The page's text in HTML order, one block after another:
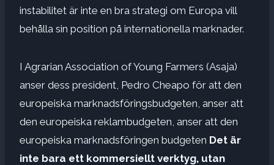
instabilitet är inte en bra strategi om Europa vill
behålla sin position på internationella marknader.
I Agrarian Association of Young Farmers (Asaja)
anser dess president, Pedro Cheapo för att den
europeiska marknadsföringsbudgeten, anser att
den europeiska reklambudgeten, anser att den
europeiska marknadsföringen budgeten Det är
inte bara ett kommersiellt verktyg, utan